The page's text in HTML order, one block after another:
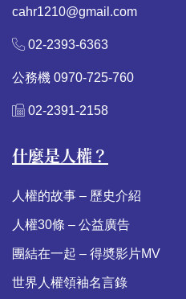
cahr1210@gmail.com
02-2393-6363
公務機 0970-725-760
02-2391-2158
什麼是人權？
人權的故事 – 歷史介紹
人權30條 – 公益廣告
團結在一起 – 得奬影片MV
世界人權領袖名言錄